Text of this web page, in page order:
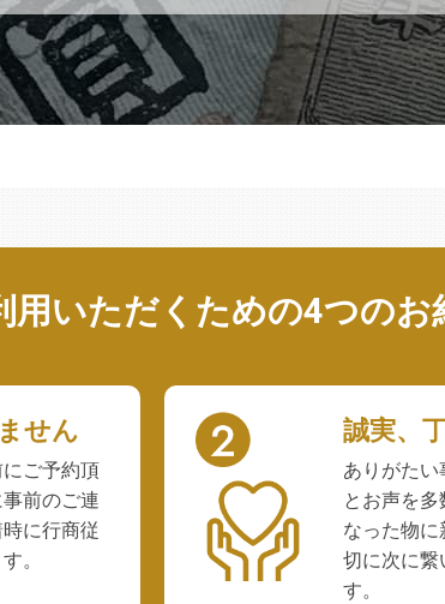
用いただくための4つのお
せん
ご予約頂
前のご連
に行商従
。
誠実、
ありがたい
とお声を
なった物
切に次に繋
す。